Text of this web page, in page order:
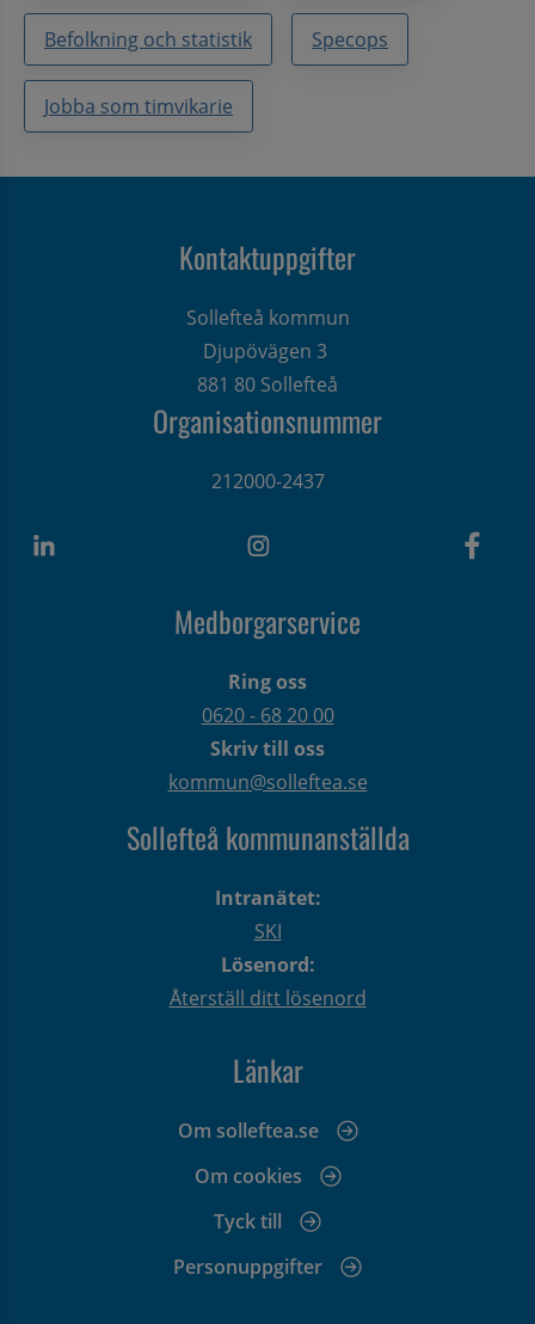
Befolkning och statistik Specops
Jobba som timvikarie
Kontaktuppgifter
Sollefteå kommun
Djupövägen 3
881 80 Sollefteå
Organisationsnummer
212000-2437
Medborgarservice
Ring oss
0620 - 68 20 00
Skriv till oss
kommun@solleftea.se
Sollefteå kommunanställda
Intranätet:
SKI
Lösenord:
Återställ ditt lösenord
Länkar
Om solleftea.se
Om cookies
Tyck till
Personuppgifter